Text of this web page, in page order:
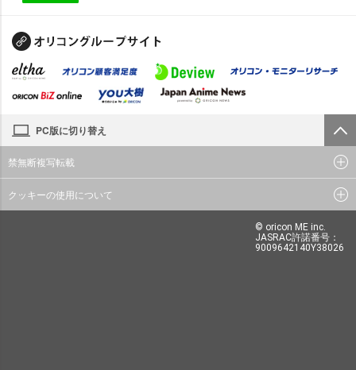
PC版に切り替え
禁無断複写転載
クッキーの使用について
© oricon ME inc.
JASRAC許諾番号：
9009642140Y38026